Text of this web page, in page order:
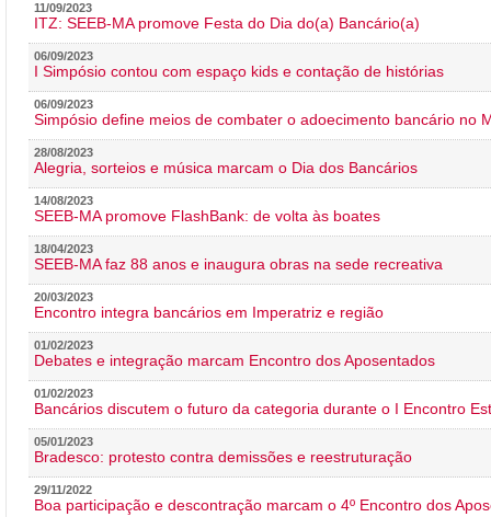
11/09/2023
ITZ: SEEB-MA promove Festa do Dia do(a) Bancário(a)
06/09/2023
I Simpósio contou com espaço kids e contação de histórias
06/09/2023
Simpósio define meios de combater o adoecimento bancário no
28/08/2023
Alegria, sorteios e música marcam o Dia dos Bancários
14/08/2023
SEEB-MA promove FlashBank: de volta às boates
18/04/2023
SEEB-MA faz 88 anos e inaugura obras na sede recreativa
20/03/2023
Encontro integra bancários em Imperatriz e região
01/02/2023
Debates e integração marcam Encontro dos Aposentados
01/02/2023
Bancários discutem o futuro da categoria durante o I Encontro
05/01/2023
Bradesco: protesto contra demissões e reestruturação
29/11/2022
Boa participação e descontração marcam o 4º Encontro dos